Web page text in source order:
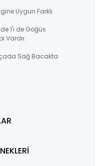
Uygun Farklı
1'i de Göğüs
Vardır.
Sağ Bacakta